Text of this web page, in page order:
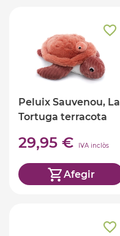
Peluix Sauvenou, La
Tortuga terracota
29,95 € IVA inclòs
Afegir